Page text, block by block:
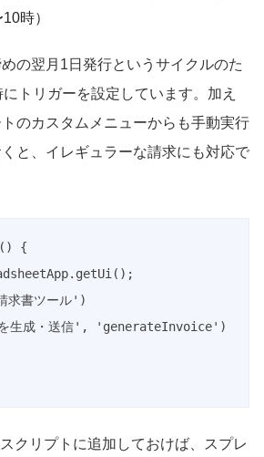
時）
の翌月1日発行というサイクルのた
トリガーを設定しています。加え
のカスタムメニューからも手動実行
と、イレギュラーな請求にも対応で
{
書ツール')
生成・送信', 'generateInvoice')
クリプトに追加しておけば、スプレ